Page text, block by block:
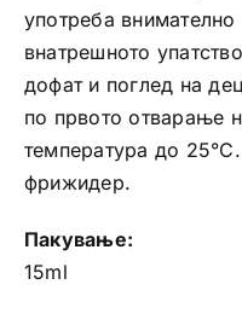
употреба внимателно
внатрешното
дофат и поглед на
по првото отварање
температура до
фрижидер.
Пакување:
15ml